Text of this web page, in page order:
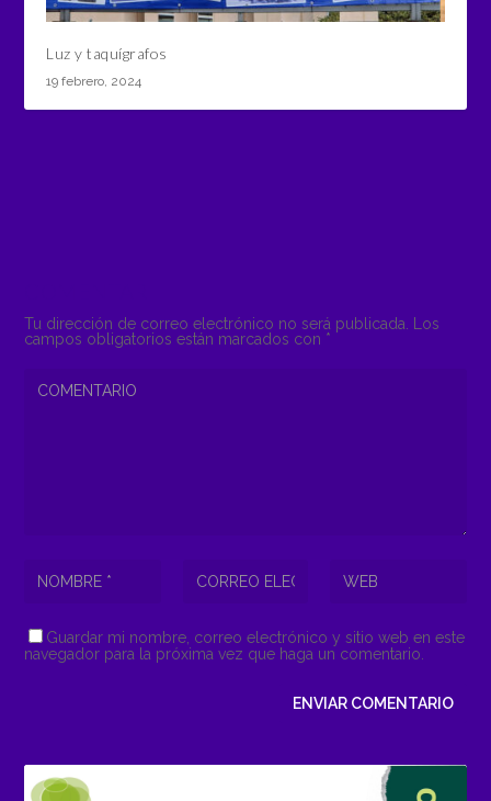
Luz y taquígrafos
19 febrero, 2024
Tu dirección de correo electrónico no será publicada. Los
campos obligatorios están marcados con *
Guardar mi nombre, correo electrónico y sitio web en este
navegador para la próxima vez que haga un comentario.